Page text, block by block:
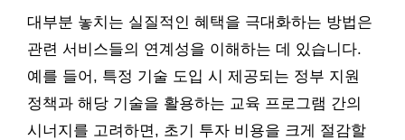
대부분 놓치는 실질적인 혜택을 극대화하는 방법은
관련 서비스들의 연계성을 이해하는 데 있습니다.
예를 들어, 특정 기술 도입 시 제공되는 정부 지원
정책과 해당 기술을 활용하는 교육 프로그램 간의
시너지를 고려하면, 초기 투자 비용을 크게 절감할